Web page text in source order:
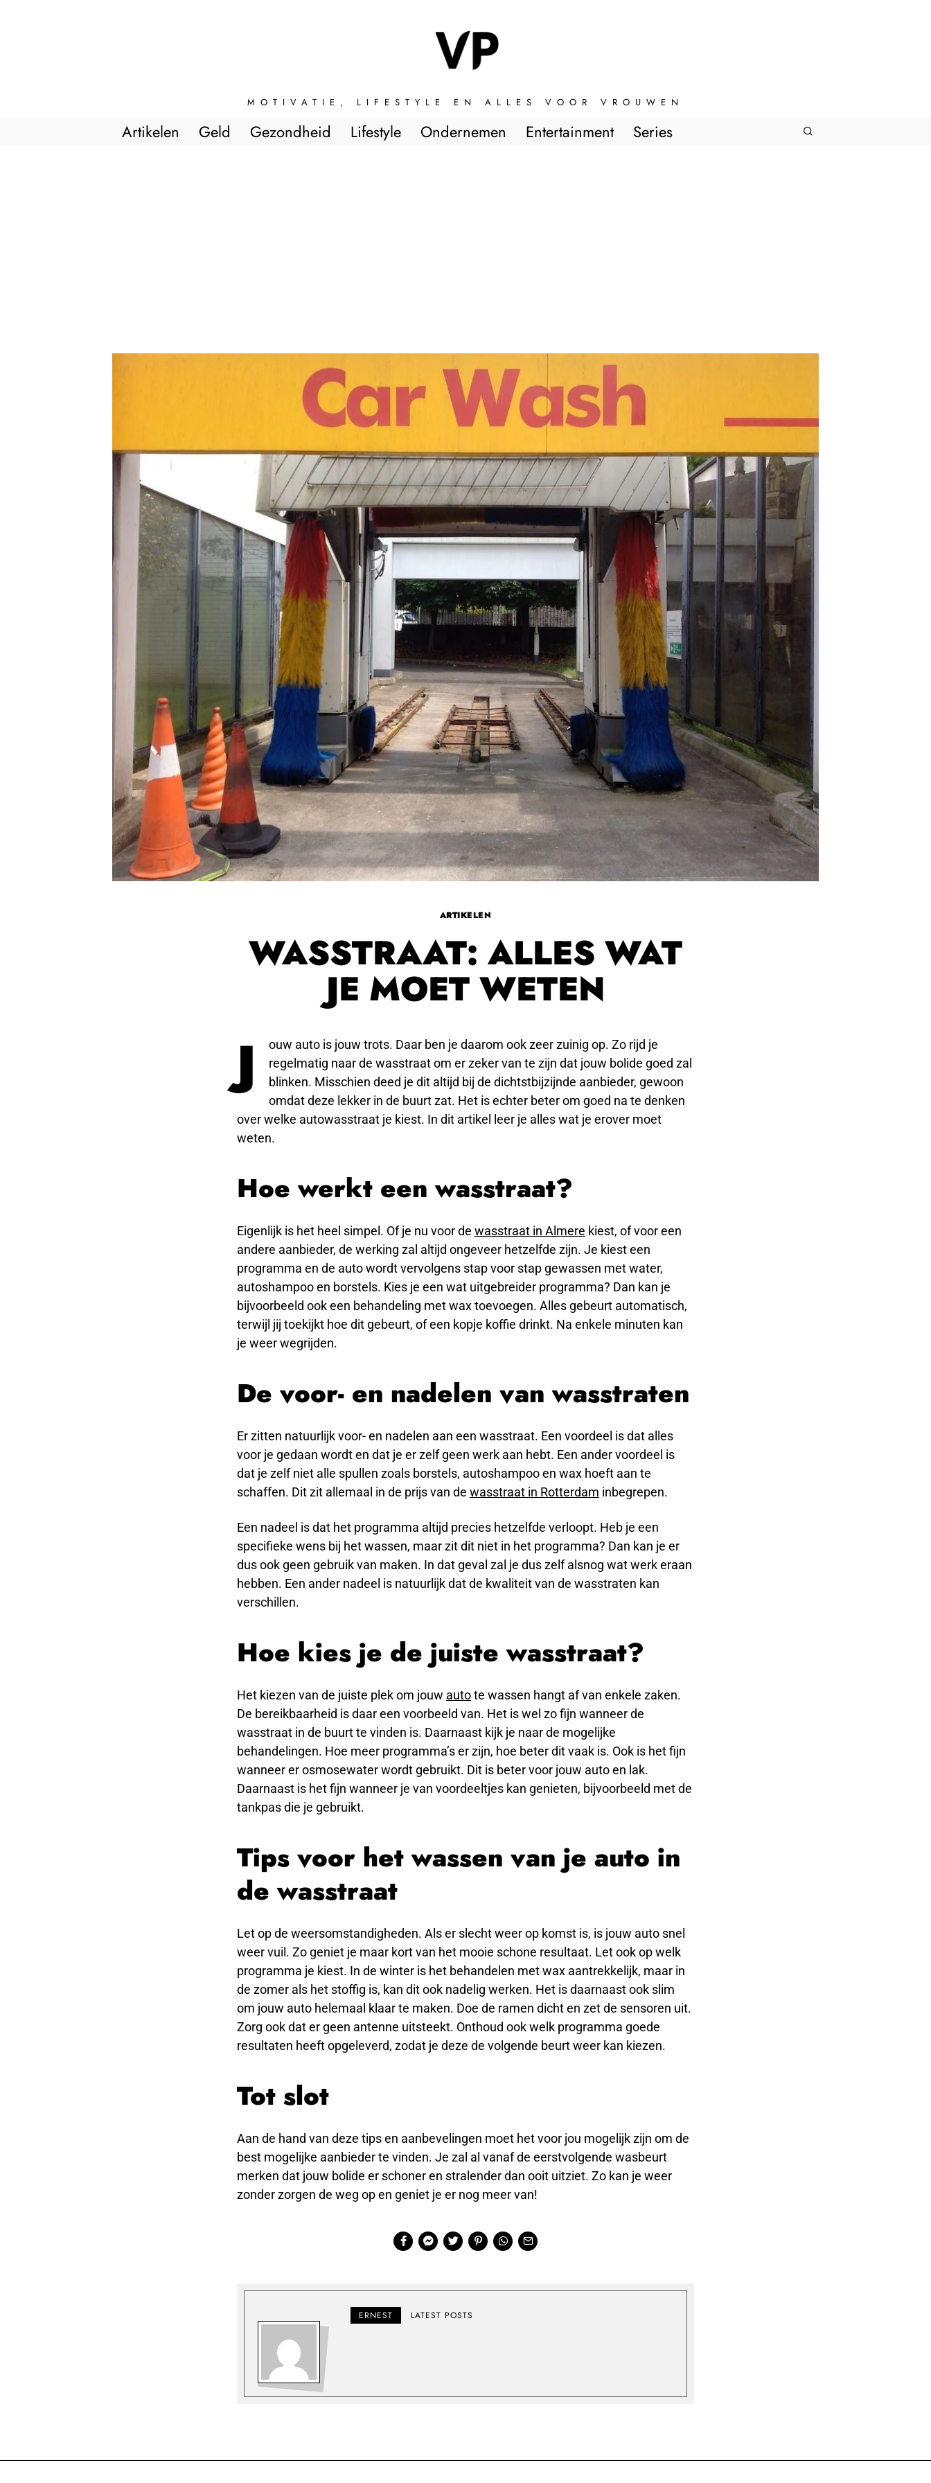
MOTIVATIE, LIFESTYLE EN ALLES VOOR VROUWEN
Artikelen Geld Gezondheid Lifestyle Ondernemen Entertainment Series
ARTIKELEN
WASSTRAAT: ALLES WAT
JE MOET WETEN
J
ouw auto is jouw trots. Daar ben je daarom ook zeer zuinig op. Zo rijd je
regelmatig naar de wasstraat om er zeker van te zijn dat jouw bolide goed zal
blinken. Misschien deed je dit altijd bij de dichtstbijzijnde aanbieder, gewoon
omdat deze lekker in de buurt zat. Het is echter beter om goed na te denken
over welke autowasstraat je kiest. In dit artikel leer je alles wat je erover moet
weten.
Hoe werkt een wasstraat?
Eigenlijk is het heel simpel. Of je nu voor de wasstraat in Almere kiest, of voor een
andere aanbieder, de werking zal altijd ongeveer hetzelfde zijn. Je kiest een
programma en de auto wordt vervolgens stap voor stap gewassen met water,
autoshampoo en borstels. Kies je een wat uitgebreider programma? Dan kan je
bijvoorbeeld ook een behandeling met wax toevoegen. Alles gebeurt automatisch,
terwijl jij toekijkt hoe dit gebeurt, of een kopje koffie drinkt. Na enkele minuten kan
je weer wegrijden.
De voor- en nadelen van wasstraten
Er zitten natuurlijk voor- en nadelen aan een wasstraat. Een voordeel is dat alles
voor je gedaan wordt en dat je er zelf geen werk aan hebt. Een ander voordeel is
dat je zelf niet alle spullen zoals borstels, autoshampoo en wax hoeft aan te
schaffen. Dit zit allemaal in de prijs van de wasstraat in Rotterdam inbegrepen.
Een nadeel is dat het programma altijd precies hetzelfde verloopt. Heb je een
specifieke wens bij het wassen, maar zit dit niet in het programma? Dan kan je er
dus ook geen gebruik van maken. In dat geval zal je dus zelf alsnog wat werk eraan
hebben. Een ander nadeel is natuurlijk dat de kwaliteit van de wasstraten kan
verschillen.
Hoe kies je de juiste wasstraat?
Het kiezen van de juiste plek om jouw autote wassen hangt af van enkele zaken.
De bereikbaarheid is daar een voorbeeld van. Het is wel zo fijn wanneer de
wasstraat in de buurt te vinden is. Daarnaast kijk je naar de mogelijke
behandelingen. Hoe meer programma’s er zijn, hoe beter dit vaak is. Ook is het fijn
wanneer er osmosewater wordt gebruikt. Dit is beter voor jouw auto en lak.
Daarnaast is het fijn wanneer je van voordeeltjes kan genieten, bijvoorbeeld met de
tankpas die je gebruikt.
Tips voor het wassen van je auto in
de wasstraat
Let op de weersomstandigheden. Als er slecht weer op komst is, is jouw auto snel
weer vuil. Zo geniet je maar kort van het mooie schone resultaat. Let ook op welk
programma je kiest. In de winter is het behandelen met wax aantrekkelijk, maar in
de zomer als het stoffig is, kan dit ook nadelig werken. Het is daarnaast ook slim
om jouw auto helemaal klaar te maken. Doe de ramen dicht en zet de sensoren uit.
Zorg ook dat er geen antenne uitsteekt. Onthoud ook welk programma goede
resultaten heeft opgeleverd, zodat je deze de volgende beurt weer kan kiezen.
Tot slot
Aan de hand van deze tips en aanbevelingen moet het voor jou mogelijk zijn om de
best mogelijke aanbieder te vinden. Je zal al vanaf de eerstvolgende wasbeurt
merken dat jouw bolide er schoner en stralender dan ooit uitziet. Zo kan je weer
zonder zorgen de weg op en geniet je er nog meer van!
ERNEST LATEST POSTS